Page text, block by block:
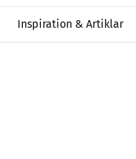
Inspiration & Artiklar